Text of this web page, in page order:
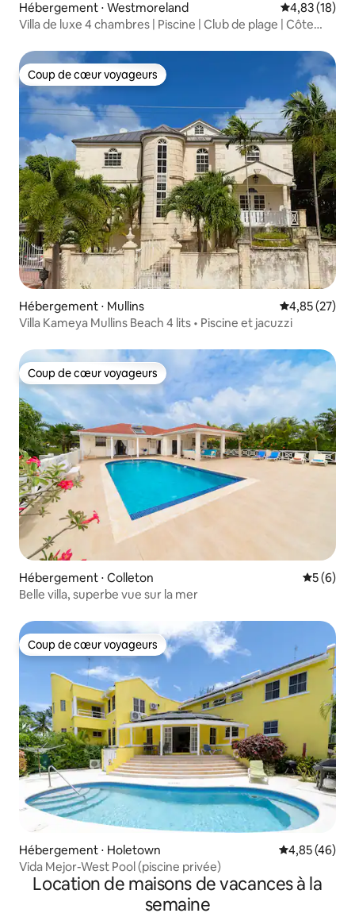
Hébergement ⋅ Westmoreland Évaluation
4,83 (18)
Villa de luxe 4 chambres | Piscine | Club de plage | Côte
Coup de cœur voyageurs
Coup de cœur voyageurs
Hébergement ⋅ Mullins Évaluation
4,85 (27)
Villa Kameya Mullins Beach 4 lits • Piscine et jacuzzi
Coup de cœur voyageurs
Coup de cœur voyageurs
Hébergement ⋅ Colleton
5 (6)
Belle villa, superbe vue sur la mer
Coup de cœur voyageurs
Coup de cœur voyageurs
Hébergement ⋅ Holetown Évaluation
4,85 (46)
Vida Mejor-West Pool (piscine privée)
Location de maisons de vacances à la
semaine